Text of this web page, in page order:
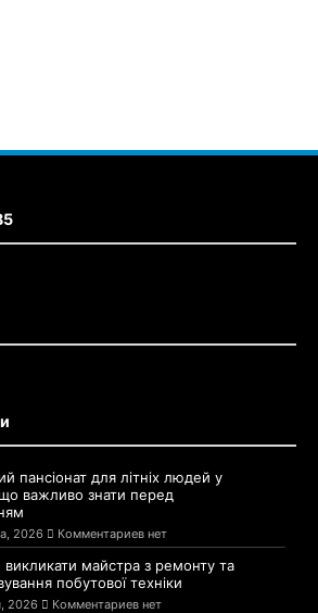
пансіонат для літніх людей у
важливо знати перед
2026 Комментариев нет
майстра з ремонту та
побутової техніки
2026 Комментариев нет